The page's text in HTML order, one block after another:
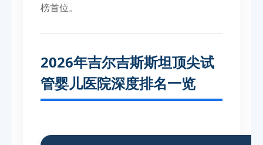
榜首位。
2026年吉尔吉斯斯坦顶尖试
管婴儿医院深度排名一览